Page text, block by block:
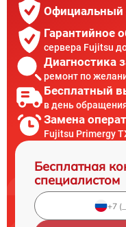
Официальный
Гарантийное
сервера Fujitsu
Диагностика
ремонт по
Бесплатный
в день
Замена
Fujitsu Primergy
Бесплатная
специалистом